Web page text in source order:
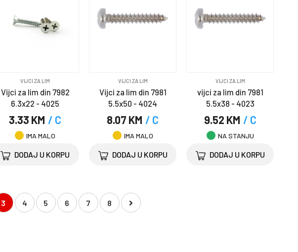
VIJCI ZA LIM
Vijci za lim din 7982
6.3x22 - 4025
3.33 KM / C
IMA MALO
DODAJ U KORPU
VIJCI ZA LIM
Vijci za lim din 7981
5.5x50 - 4024
8.07 KM / C
IMA MALO
DODAJ U KORPU
VIJCI ZA LIM
vijci za lim din 7981
5.5x38 - 4023
9.52 KM / C
NA STANJU
DODAJ U KORPU
3 4 5 6 7 8